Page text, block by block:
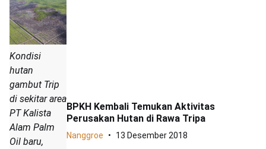
Kondisi
hutan
gambut Trip
di sekitar area
PT Kalista
Alam Palm
Oil baru,
BPKH Kembali Temukan Aktivitas
Perusakan Hutan di Rawa Tripa
Nanggroe 13 Desember 2018